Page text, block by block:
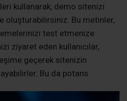
kullanarak, demo sitenizi
oluşturabilirsiniz. Bu metinler,
test etmenize
ziyaret eden kullanıcılar,
geçerek sitenizin
Bu da potans